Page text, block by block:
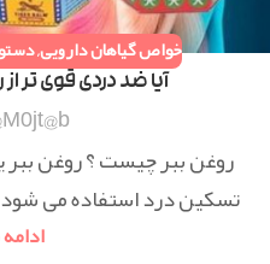
خواص گیاهان دارویی,
آیا ضد دردی قوی تر
M0jt@b@
روغن ببر چیست ؟ روغن ببر
تسکین درد استفاده می